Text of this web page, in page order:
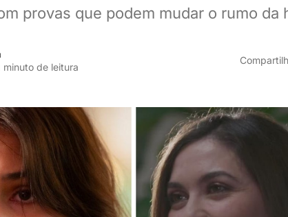
provas que podem mudar o rumo da
minuto de leitura